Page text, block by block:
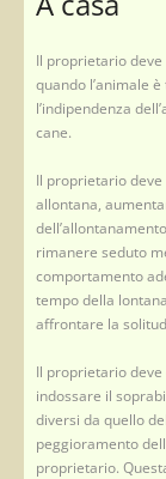
Il proprietario
quando l’animale
l’indipendenza
cane.
Il proprietario
allontana,
rimanere seduto
comportamento
tempo della
affrontare la
Il proprietario
indossare il
diversi da quello
peggioramento
proprietario.